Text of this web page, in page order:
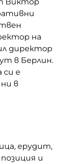
на
директор
в Берлин.
е
в
ерудит,
и